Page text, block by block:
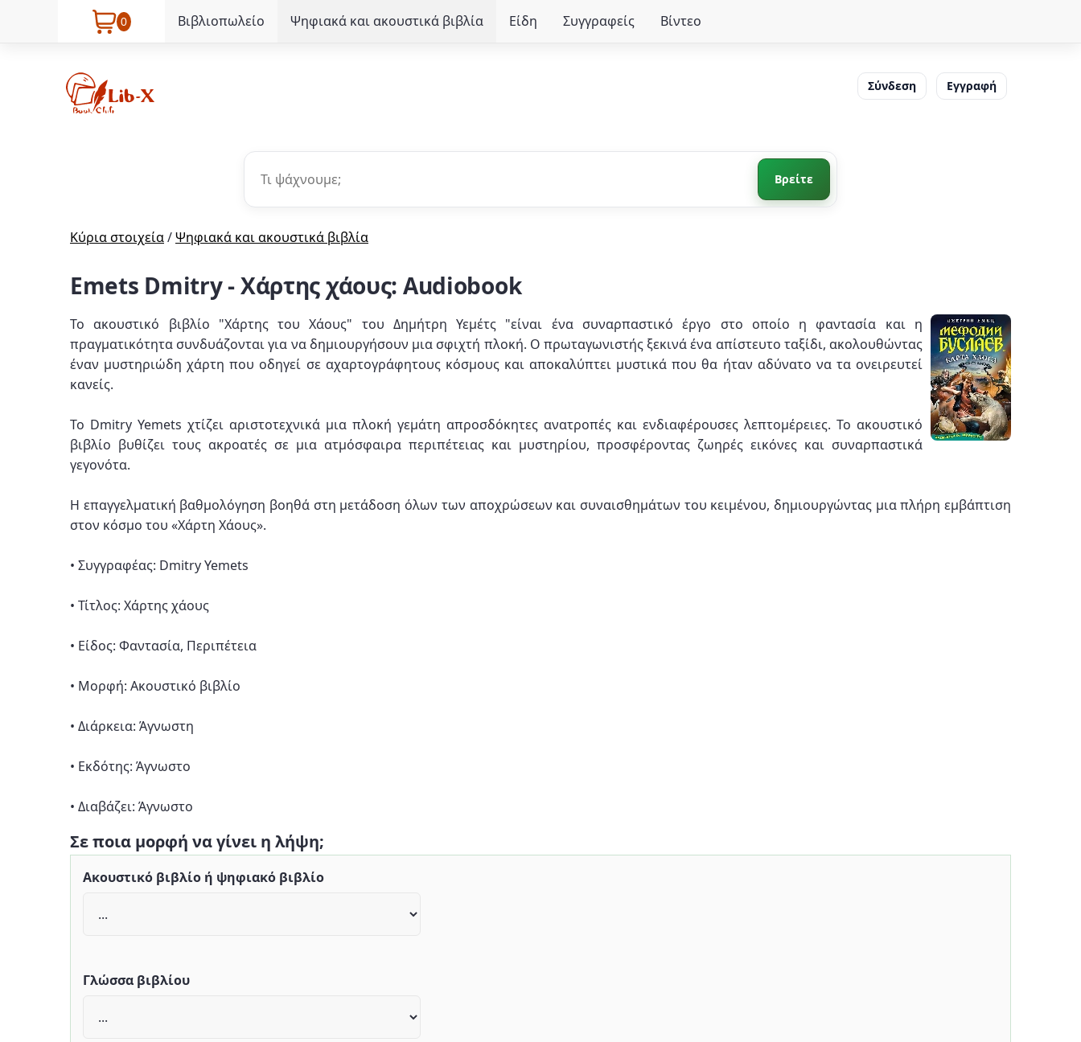
0 Βιβλιοπωλείο Ψηφιακά και ακουστικά βιβλία Είδη Συγγραφείς Βίντεο
Σύνδεση Εγγραφή
Βρείτε
Κύρια στοιχεία/Ψηφιακά και ακουστικά βιβλία
Emets Dmitry - Χάρτης χάους: Audiobook
Το ακουστικό βιβλίο "Χάρτης του Χάους" του Δημήτρη Υεμέτς "είναι ένα συναρπαστικό έργο στο οποίο η φαντασία και η
πραγματικότητα συνδυάζονται για να δημιουργήσουν μια σφιχτή πλοκή. Ο πρωταγωνιστής ξεκινά ένα απίστευτο ταξίδι, ακολουθώντας
έναν μυστηριώδη χάρτη που οδηγεί σε αχαρτογράφητους κόσμους και αποκαλύπτει μυστικά που θα ήταν αδύνατο να τα ονειρευτεί
κανείς.
Το Dmitry Yemets χτίζει αριστοτεχνικά μια πλοκή γεμάτη απροσδόκητες ανατροπές και ενδιαφέρουσες λεπτομέρειες. Το ακουστικό
βιβλίο βυθίζει τους ακροατές σε μια ατμόσφαιρα περιπέτειας και μυστηρίου, προσφέροντας ζωηρές εικόνες και συναρπαστικά
γεγονότα.
Η επαγγελματική βαθμολόγηση βοηθά στη μετάδοση όλων των αποχρώσεων και συναισθημάτων του κειμένου, δημιουργώντας μια πλήρη εμβάπτιση
στον κόσμο του «Χάρτη Χάους».
• Συγγραφέας: Dmitry Yemets
• Τίτλος: Χάρτης χάους
• Είδος: Φαντασία, Περιπέτεια
• Μορφή: Ακουστικό βιβλίο
• Διάρκεια: Άγνωστη
• Εκδότης: Άγνωστο
• Διαβάζει: Άγνωστο
Σε ποια μορφή να γίνει η λήψη;
Ακουστικό βιβλίο ή ψηφιακό βιβλίο
Γλώσσα βιβλίου